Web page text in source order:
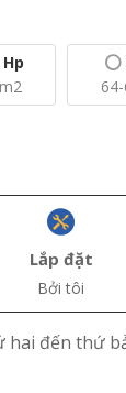
Lắp đặt
Bởi tôi
hai đến thứ